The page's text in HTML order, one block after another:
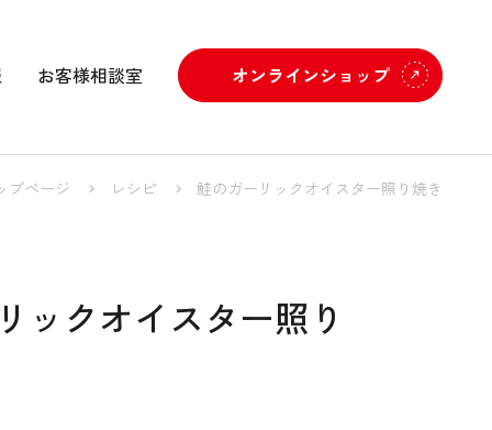
お客様相談室 オンラインショップ
プページ レシピ 鮭のガーリックオイスター照り焼き
ックオイスター照り